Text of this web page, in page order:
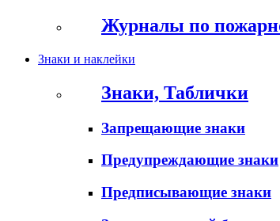
Журналы по
Знаки и наклейки
Знаки, Таблички
Запрещающие знаки
Предупреждающие знаки
Предписывающие знаки